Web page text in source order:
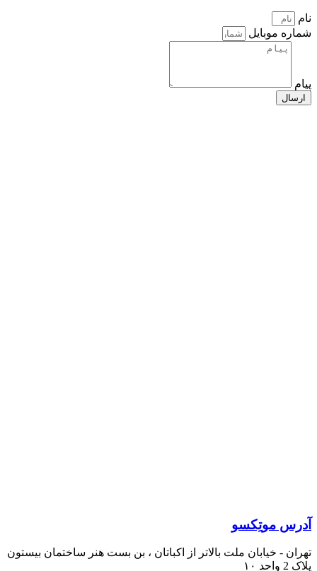
نام
شماره موبایل
پیام
ارسال
آدرس موتِکسو
تهران - خیابان ملت بالاتر از اکباتان ، بن بست هنر ساختمان بیستون
پلاک 2 واحد ۱۰